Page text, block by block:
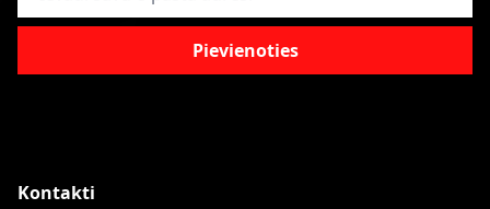
Pievienoties
Kontakti